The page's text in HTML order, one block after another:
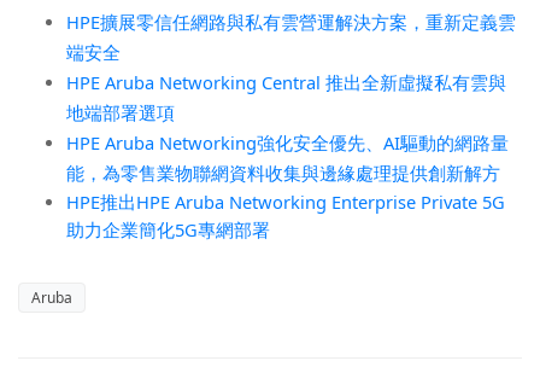
HPE擴展零信任網路與私有雲營運解決方案，重新定義雲
端安全
HPE Aruba Networking Central 推出全新虛擬私有雲與
地端部署選項
HPE Aruba Networking強化安全優先、 AI驅動的網路量
能，為零售業物聯網資料收集與邊緣處理提供創新解方
HPE推出HPE Aruba Networking Enterprise Private 5G
助力企業簡化5G專網部署
Aruba